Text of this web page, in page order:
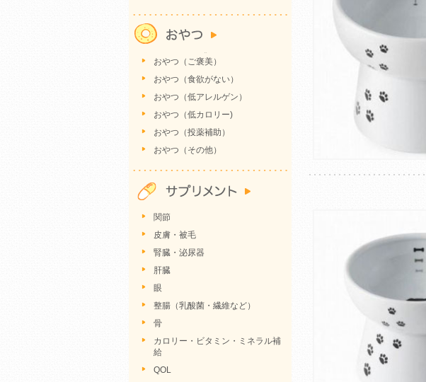
おやつ（ご褒美）
おやつ（食欲がない）
おやつ（低アレルゲン）
おやつ（低カロリー)
おやつ（投薬補助）
おやつ（その他）
関節
皮膚・被毛
腎臓・泌尿器
肝臓
眼
整腸（乳酸菌・繊維など）
骨
カロリー・ビタミン・ミネラル補
給
QOL